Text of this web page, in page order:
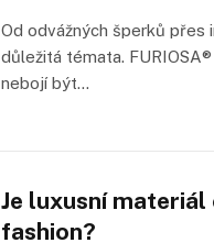
Od odvážných šperků přes
důležitá témata.
nebojí být…
Je luxusní
fashion?